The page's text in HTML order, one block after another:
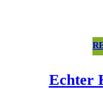
Echter